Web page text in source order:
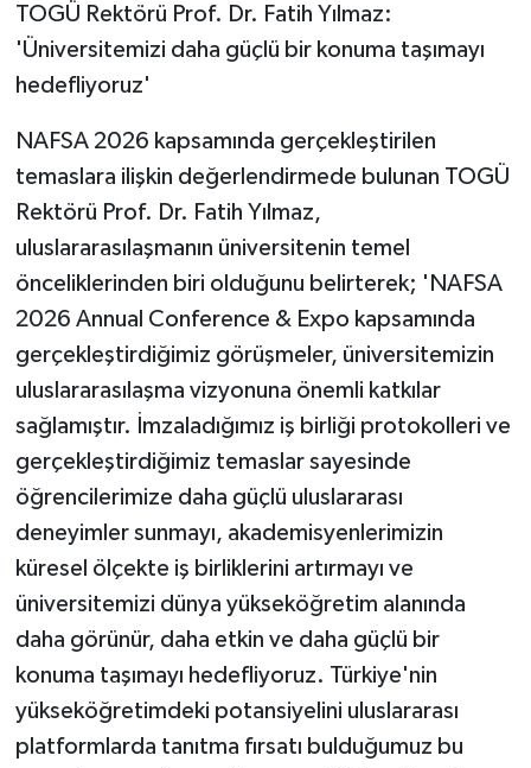
TOGÜ Rektörü Prof. Dr. Fatih Yılmaz:
'Üniversitemizi daha güçlü bir konuma taşımayı
hedefliyoruz'
NAFSA 2026 kapsamında gerçekleştirilen
temaslara ilişkin değerlendirmede bulunan TOGÜ
Rektörü Prof. Dr. Fatih Yılmaz,
uluslararasılaşmanın üniversitenin temel
önceliklerinden biri olduğunu belirterek; 'NAFSA
2026 Annual Conference & Expo kapsamında
gerçekleştirdiğimiz görüşmeler, üniversitemizin
uluslararasılaşma vizyonuna önemli katkılar
sağlamıştır. İmzaladığımız iş birliği protokolleri ve
gerçekleştirdiğimiz temaslar sayesinde
öğrencilerimize daha güçlü uluslararası
deneyimler sunmayı, akademisyenlerimizin
küresel ölçekte iş birliklerini artırmayı ve
üniversitemizi dünya yükseköğretim alanında
daha görünür, daha etkin ve daha güçlü bir
konuma taşımayı hedefliyoruz. Türkiye'nin
yükseköğretimdeki potansiyelini uluslararası
platformlarda tanıtma fırsatı bulduğumuz bu